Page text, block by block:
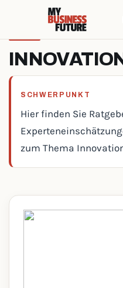
SCHWERPUNKT
Hier finden Sie
zum Thema